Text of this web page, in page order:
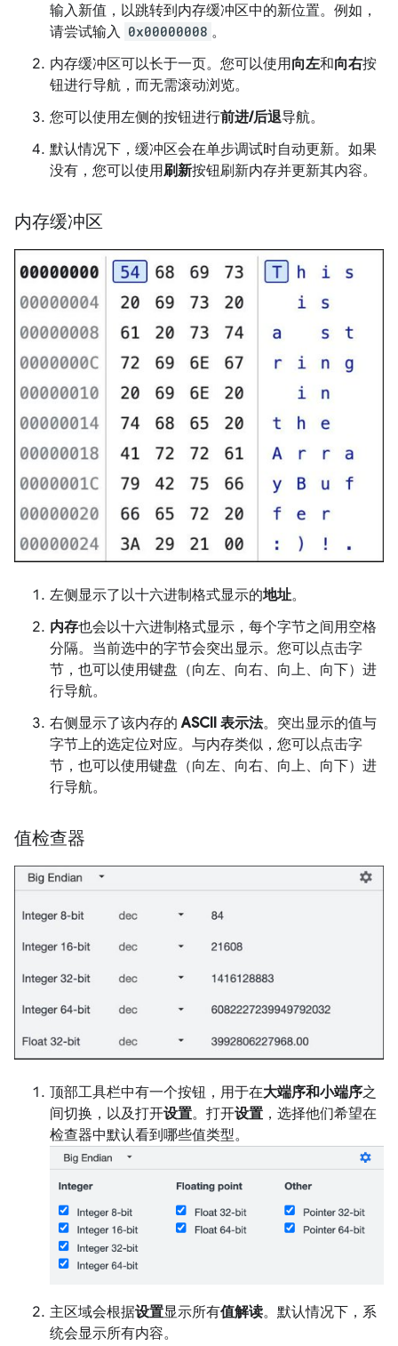
输入新值，以跳转到内存缓冲区中的新位置。例如，
请尝试输入 0x00000008 。
内存缓冲区可以长于一页。您可以使用向左和向右按
钮进行导航，而无需滚动浏览。
您可以使用左侧的按钮进行前进/后退导航。
默认情况下，缓冲区会在单步调试时自动更新。如果
没有，您可以使用刷新按钮刷新内存并更新其内容。
内存缓冲区
左侧显示了以十六进制格式显示的地址。
内存也会以十六进制格式显示，每个字节之间用空格
分隔。当前选中的字节会突出显示。您可以点击字
节，也可以使用键盘（向左、向右、向上、向下）进
行导航。
右侧显示了该内存的ASCII 表示法。突出显示的值与
字节上的选定位对应。与内存类似，您可以点击字
节，也可以使用键盘（向左、向右、向上、向下）进
行导航。
值检查器
顶部工具栏中有一个按钮，用于在大端序和小端序之
间切换，以及打开设置。打开设置 ，选择他们希望在
检查器中默认看到哪些值类型。
主区域会根据设置显示所有值解读。默认情况下，系
统会显示所有内容。